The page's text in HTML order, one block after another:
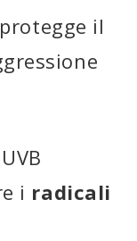
il
i radicali